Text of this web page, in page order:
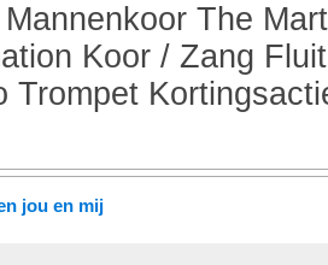
Mannenkoor The
Koor / Zang Fluit
Trompet
jou en mij